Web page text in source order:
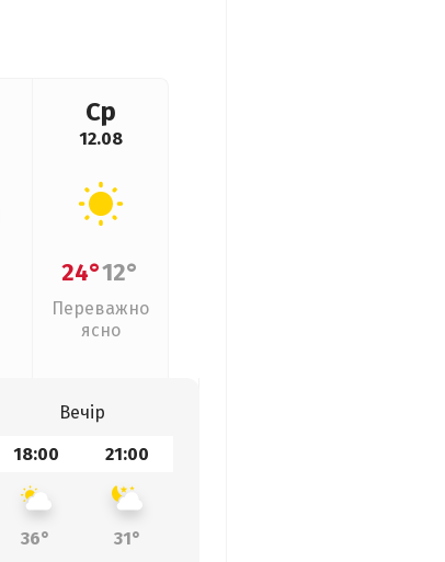
Ср
12.08
24°12°
Переважно
ясно
Вечір
18:00 21:00
36°
31°